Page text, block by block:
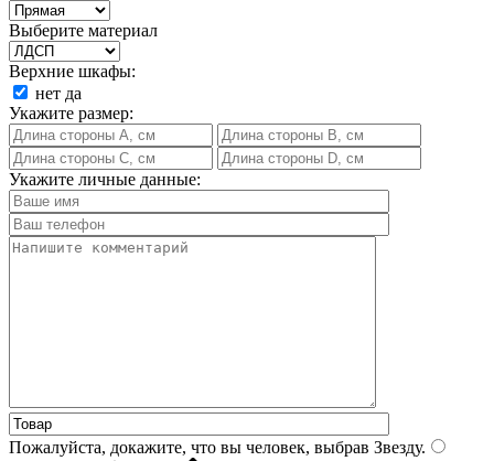
Выберите материал
Верхние шкафы:
нет да
Укажите размер:
Укажите личные данные:
Пожалуйста, докажите, что вы человек, выбрав Звезду.